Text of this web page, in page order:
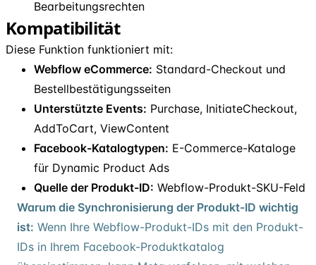
Bearbeitungsrechten
Kompatibilität
Diese Funktion funktioniert mit:
Webflow eCommerce: Standard-Checkout und
Bestellbestätigungsseiten
Unterstützte Events: Purchase, InitiateCheckout,
AddToCart, ViewContent
Facebook-Katalogtypen: E-Commerce-Kataloge
für Dynamic Product Ads
Quelle der Produkt-ID: Webflow-Produkt-SKU-Feld
Warum die Synchronisierung der Produkt-ID wichtig
ist: Wenn Ihre Webflow-Produkt-IDs mit den Produkt-
IDs in Ihrem Facebook-Produktkatalog